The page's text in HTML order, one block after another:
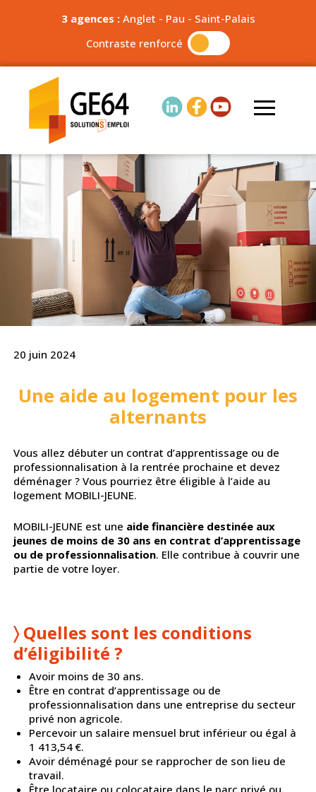
3 agences : Anglet - Pau - Saint-Palais
Contraste renforcé
20 juin 2024
Une aide au logement pour les
alternants
Vous allez débuter un contrat d’apprentissage ou de
professionnalisation à la rentrée prochaine et devez
déménager ? Vous pourriez être éligible à l’aide au
logement MOBILI-JEUNE.
MOBILI-JEUNE est une aide financière destinée aux
jeunes de moins de 30 ans en contrat d’apprentissage
ou de professionnalisation. Elle contribue à couvrir une
partie de votre loyer.
〉Quelles sont les conditions
d’éligibilité ?
Avoir moins de 30 ans.
Être en contrat d’apprentissage ou de
professionnalisation dans une entreprise du secteur
privé non agricole.
Percevoir un salaire mensuel brut inférieur ou égal à
1 413,54 €.
Avoir déménagé pour se rapprocher de son lieu de
travail.
Être locataire ou colocataire dans le parc privé ou